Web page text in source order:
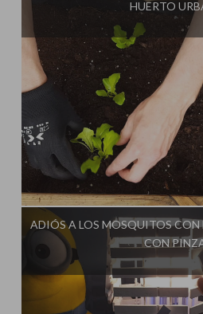
HUERTO
Influencer: Cultivo
ADIÓS A LOS MOSQUITOS CON
CON